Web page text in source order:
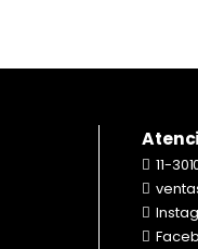
11-